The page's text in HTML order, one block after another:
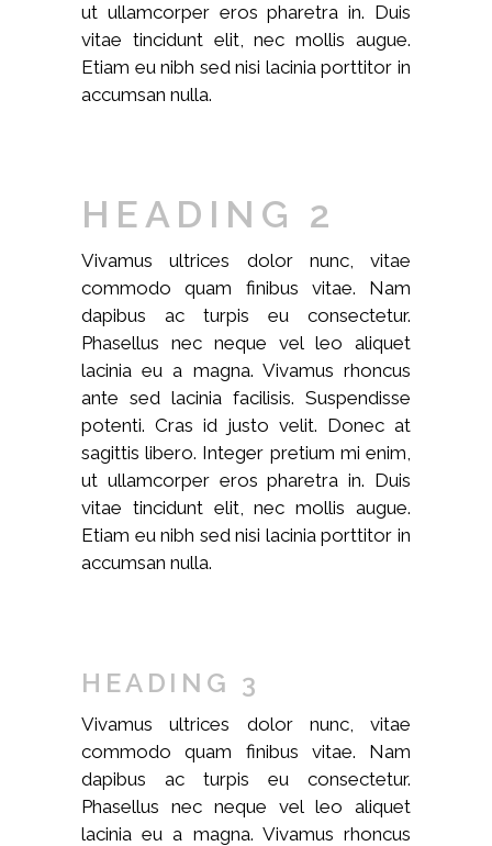
ut ullamcorper eros pharetra in. Duis
vitae tincidunt elit, nec mollis augue.
Etiam eu nibh sed nisi lacinia porttitor in
accumsan nulla.
HEADING 2
Vivamus ultrices dolor nunc, vitae
commodo quam finibus vitae. Nam
dapibus ac turpis eu consectetur.
Phasellus nec neque vel leo aliquet
lacinia eu a magna. Vivamus rhoncus
ante sed lacinia facilisis. Suspendisse
potenti. Cras id justo velit. Donec at
sagittis libero. Integer pretium mi enim,
ut ullamcorper eros pharetra in. Duis
vitae tincidunt elit, nec mollis augue.
Etiam eu nibh sed nisi lacinia porttitor in
accumsan nulla.
HEADING 3
Vivamus ultrices dolor nunc, vitae
commodo quam finibus vitae. Nam
dapibus ac turpis eu consectetur.
Phasellus nec neque vel leo aliquet
lacinia eu a magna. Vivamus rhoncus